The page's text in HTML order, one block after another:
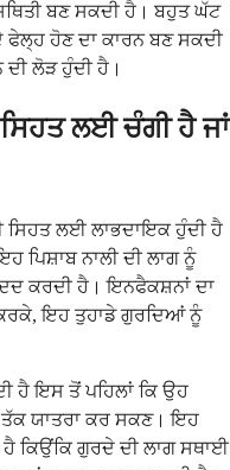
ਬਣ ਸਕਦੀ ਹੈ। ਬਹੁਤ ਘੱਟ
ਹੋਣ ਦਾ ਕਾਰਨ ਬਣ ਸਕਦੀ
ਲੋੜ ਹੁੰਦੀ ਹੈ।
ਲਈ ਚੰਗੀ ਹੈ ਜਾਂ
ਲਈ ਲਾਭਦਾਇਕ ਹੁੰਦੀ ਹੈ
ਪਿਸ਼ਾਬ ਨਾਲੀ ਦੀ ਲਾਗ ਨੂੰ
ਕਰਦੀ ਹੈ। ਇਨਫੈਕਸ਼ਨਾਂ ਦਾ
ਇਹ ਤੁਹਾਡੇ ਗੁਰਦਿਆਂ ਨੂੰ
ਹੈ ਇਸ ਤੋਂ ਪਹਿਲਾਂ ਕਿ ਉਹ
ਤੱਕ ਯਾਤਰਾ ਕਰ ਸਕਣ। ਇਹ
ਕਿਉਂਕਿ ਗੁਰਦੇ ਦੀ ਲਾਗ ਸਥਾਈ